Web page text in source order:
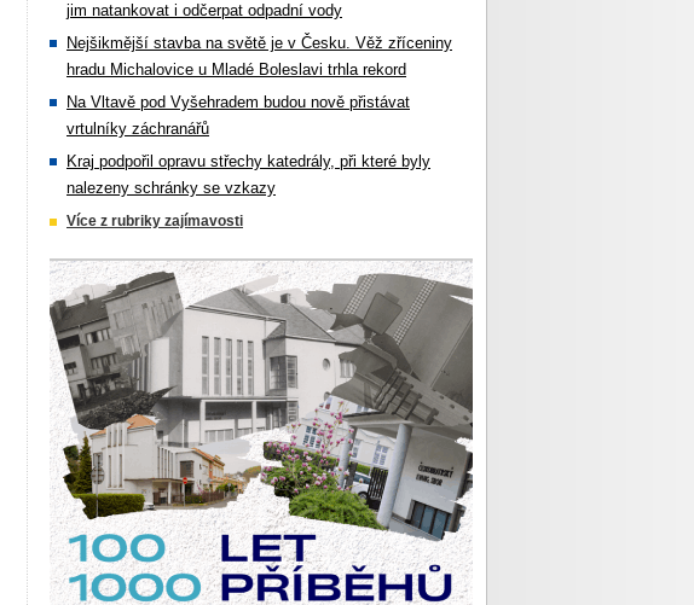
jim natankovat i odčerpat odpadní vody
Nejšikmější stavba na světě je v Česku. Věž zříceniny
hradu Michalovice u Mladé Boleslavi trhla rekord
Na Vltavě pod Vyšehradem budou nově přistávat
vrtulníky záchranářů
Kraj podpořil opravu střechy katedrály, při které byly
nalezeny schránky se vzkazy
Více z rubriky zajímavosti